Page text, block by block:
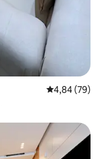
Gemiddelde
4,84 (79)